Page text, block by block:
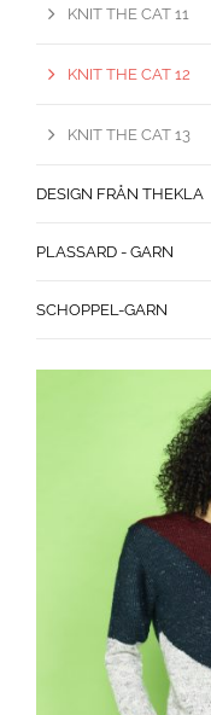
KNIT THE CAT 11
KNIT THE CAT 12
KNIT THE CAT 13
DESIGN FRÅN THEKLA
PLASSARD - GARN
SCHOPPEL-GARN